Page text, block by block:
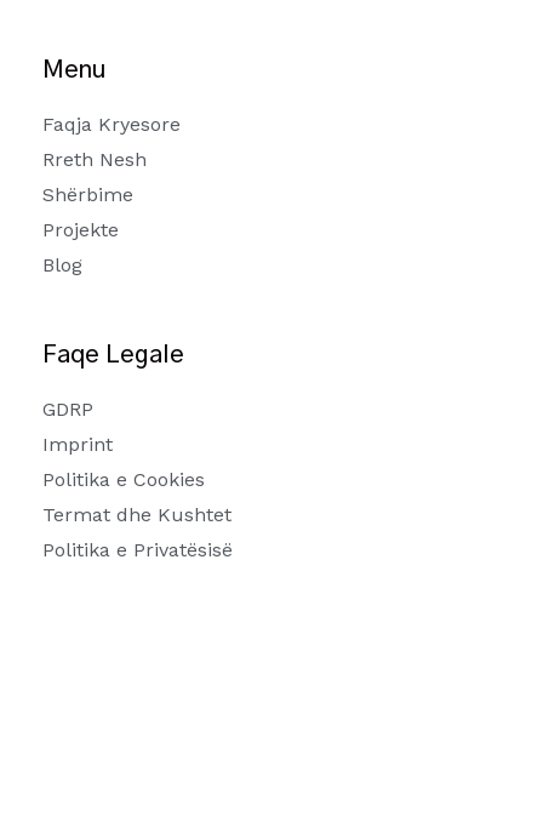
Menu
Faqja Kryesore
Rreth Nesh
Shërbime
Projekte
Blog
Faqe Legale
GDRP
Imprint
Politika e Cookies
Termat dhe Kushtet
Politika e Privatësisë